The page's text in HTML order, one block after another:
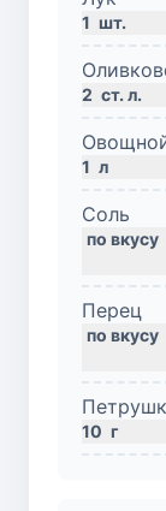
1 шт.
2 ст. л.
1 л
Соль
Перец
10 г